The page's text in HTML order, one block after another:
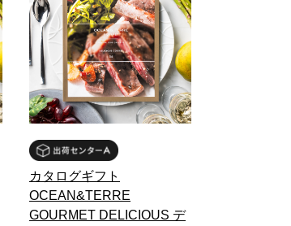
カタログギフト
OCEAN&TERRE
GOURMET DELICIOUS デ